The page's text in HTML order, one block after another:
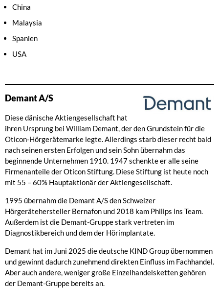
China
Malaysia
Spanien
USA
Demant A/S
Diese dänische Aktiengesellschaft hat
ihren Ursprung bei William Demant, der den Grundstein für die
Oticon-Hörgerätemarke legte. Allerdings starb dieser recht bald
nach seinen ersten Erfolgen und sein Sohn übernahm das
beginnende Unternehmen 1910. 1947 schenkte er alle seine
Firmenanteile der Oticon Stiftung. Diese Stiftung ist heute noch
mit 55 – 60% Hauptaktionär der Aktiengesellschaft.
1995 übernahm die Demant A/S den Schweizer
Hörgerätehersteller Bernafon und 2018 kam Philips ins Team.
Außerdem ist die Demant-Gruppe stark vertreten im
Diagnostikbereich und dem der Hörimplantate.
Demant hat im Juni 2025 die deutsche KIND Group übernommen
und gewinnt dadurch zunehmend direkten Einfluss im Fachhandel.
Aber auch andere, weniger große Einzelhandelsketten gehören
der Demant-Gruppe bereits an.